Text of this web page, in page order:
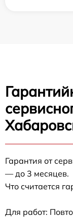
Гарантия от
— до 3 месяцев.
Что считается
Для работ: